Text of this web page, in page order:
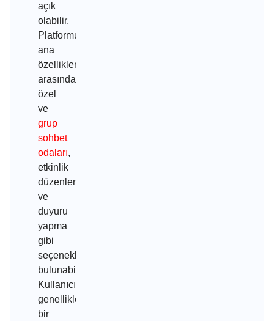
açık
olabilir.
Platformun
ana
özellikleri
arasında
özel
ve
grup
sohbet
odaları,
etkinlik
düzenleme
ve
duyuru
yapma
gibi
seçenekler
bulunabilir.
Kullanıcılar
genellikle
bir